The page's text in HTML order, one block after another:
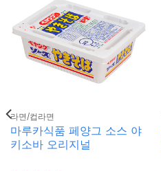
라면/컵라면
마루카식품 페양그 소스 야
키소바 오리지널